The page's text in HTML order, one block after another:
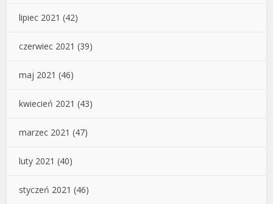
lipiec 2021 (42)
czerwiec 2021 (39)
maj 2021 (46)
kwiecień 2021 (43)
marzec 2021 (47)
luty 2021 (40)
styczeń 2021 (46)